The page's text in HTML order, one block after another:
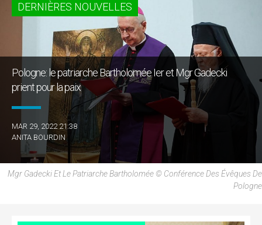
DERNIÈRES NOUVELLES
Pologne: le patriarche Bartholomée Ier et Mgr Gadecki
prient pour la paix
MAR 29, 2022 21:38
ANITA BOURDIN
Mgr Gadecki Et Le Patriarche Bartholomée © Conférence Des Évêques De
Pologne